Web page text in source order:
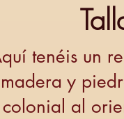
tenéis un
madera y
colonial al